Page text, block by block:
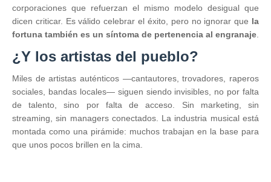
corporaciones que refuerzan el mismo modelo desigual que
dicen criticar. Es válido celebrar el éxito, pero no ignorar que la
fortuna también es un síntoma de pertenencia al engranaje
¿Y los artistas del pueblo?
Miles de artistas auténticos —cantautores, trovadores, raperos
sociales, bandas locales— siguen siendo invisibles, no por falta
de talento, sino por falta de acceso. Sin marketing, sin
streaming, sin managers conectados. La industria musical está
montada como una pirámide: muchos trabajan en la base para
que unos pocos brillen en la cima.